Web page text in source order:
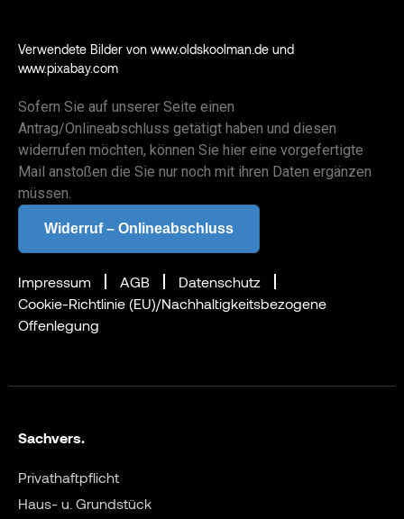
Verwendete Bilder von www.oldskoolman.de und
www.pixabay.com
Sofern Sie auf unserer Seite einen
Antrag/Onlineabschluss getätigt haben und diesen
widerrufen möchten, können Sie hier eine vorgefertigte
Mail anstoßen die Sie nur noch mit ihren Daten ergänzen
müssen.
Widerruf – Onlineabschluss
Impressum AGB
Datenschutz
Cookie-Richtlinie (EU)/Nachhaltigkeitsbezogene
Offenlegung
Sachvers.
Privathaftpflicht
Haus- u. Grundstück